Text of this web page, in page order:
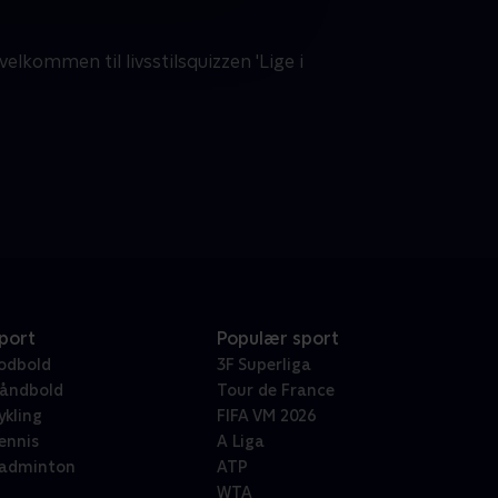
til livsstilsquizzen 'Lige i
Populær sport
3F Superliga
Tour de France
FIFA VM 2026
A Liga
ATP
WTA